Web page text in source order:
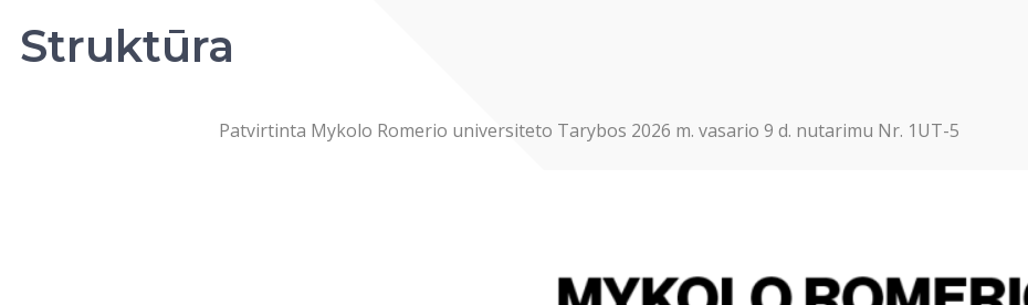
Struktūra
Patvirtinta Mykolo Romerio universiteto Tarybos 2026 m. vasario 9 d. nutarimu Nr. 1UT-5